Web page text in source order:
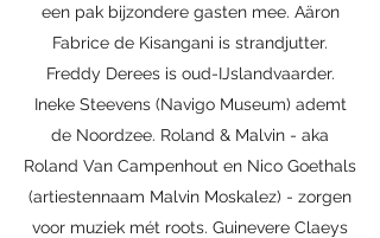
een pak bijzondere gasten mee. Aäron
Fabrice de Kisangani is strandjutter.
Freddy Derees is oud-IJslandvaarder.
Ineke Steevens (Navigo Museum) ademt
de Noordzee. Roland & Malvin - aka
Roland Van Campenhout en Nico Goethals
(artiestennaam Malvin Moskalez) - zorgen
voor muziek mét roots. Guinevere Claeys